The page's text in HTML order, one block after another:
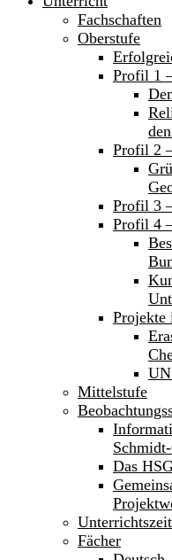
Fachschaften
Oberstufe
Profil 1
Profil 2
Profil 3
Profil 4
Projekte
Mittelstufe
Das
Fächer